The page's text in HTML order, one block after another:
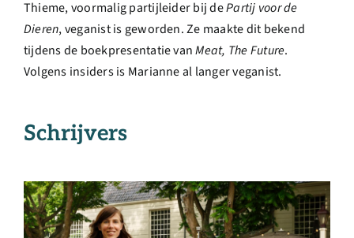
Thieme, voormalig partijleider bij dePartij voor de
Dieren, veganist is geworden. Ze maakte dit bekend
tijdens de boekpresentatie vanMeat, The Future.
Volgens insiders is Marianne al langer veganist.
Schrijvers